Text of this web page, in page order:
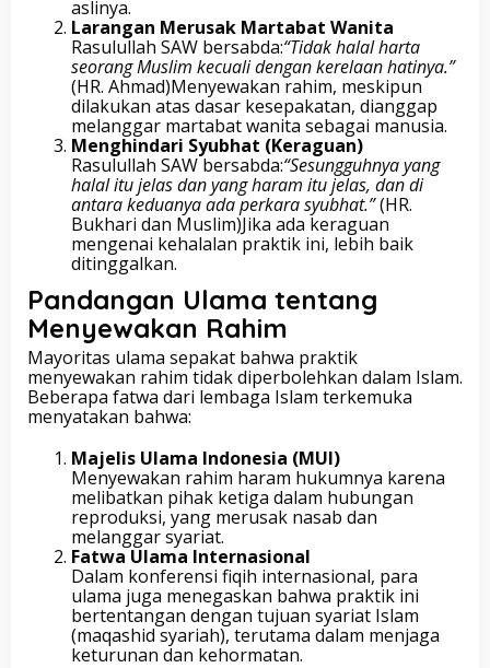
aslinya.
Larangan Merusak Martabat Wanita
Rasulullah SAW bersabda:“Tidak halal harta
seorang Muslim kecuali dengan kerelaan hatinya.”
(HR. Ahmad)Menyewakan rahim, meskipun
dilakukan atas dasar kesepakatan, dianggap
melanggar martabat wanita sebagai manusia.
Menghindari Syubhat (Keraguan)
Rasulullah SAW bersabda:“Sesungguhnya yang
halal itu jelas dan yang haram itu jelas, dan di
antara keduanya ada perkara syubhat.”(HR.
Bukhari dan Muslim)Jika ada keraguan
mengenai kehalalan praktik ini, lebih baik
ditinggalkan.
Pandangan Ulama tentang
Menyewakan Rahim
Mayoritas ulama sepakat bahwa praktik
menyewakan rahim tidak diperbolehkan dalam Islam.
Beberapa fatwa dari lembaga Islam terkemuka
menyatakan bahwa:
Majelis Ulama Indonesia (MUI)
Menyewakan rahim haram hukumnya karena
melibatkan pihak ketiga dalam hubungan
reproduksi, yang merusak nasab dan
melanggar syariat.
Fatwa Ulama Internasional
Dalam konferensi fiqih internasional, para
ulama juga menegaskan bahwa praktik ini
bertentangan dengan tujuan syariat Islam
(maqashid syariah), terutama dalam menjaga
keturunan dan kehormatan.